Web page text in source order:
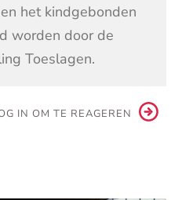
het kindgebonden
worden door de
Toeslagen.
IN OM TE REAGEREN